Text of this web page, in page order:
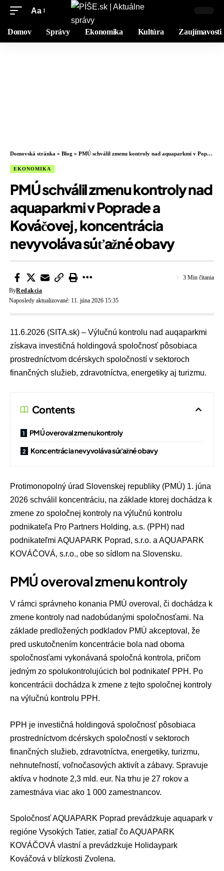
Aa
Domov Správy Ekonomika Kultúra Zaujímavosti
Domovská stránka » Blog » PMÚ schválil zmenu kontroly nad aquaparkmi v Poprade a Kováčovej, koncentrácia nevyvoláva súťažné obavy
EKONOMIKA
PMÚ schválil zmenu kontroly nad
aquaparkmi v Poprade a
Kováčovej, koncentrácia
nevyvoláva súťažné obavy
Naposledy aktualizované: 11. júna 2026 15:35
ByRedakcia
3 Min čítania
11.6.2026 (SITA.sk) – Výlučnú kontrolu nad auqaparkmi
získava investičná holdingová spoločnosť pôsobiaca
prostredníctvom dcérskych spoločností v sektoroch
finančných služieb, zdravotníctva, energetiky aj turizmu.
Contents
PMÚ overoval zmenu kontroly
Koncentrácia nevyvoláva súťažné obavy
Protimonopolný úrad Slovenskej republiky (PMÚ) 1. júna
2026 schválil koncentráciu, na základe ktorej dochádza k
zmene zo spoločnej kontroly na výlučnú kontrolu
podnikateľa Pro Partners Holding, a.s. (PPH) nad
podnikateľmi AQUAPARK Poprad, s.r.o. a AQUAPARK
KOVÁČOVÁ, s.r.o., obe so sídlom na Slovensku.
PMÚ overoval zmenu kontroly
V rámci správneho konania PMÚ overoval, či dochádza k
zmene kontroly nad nadobúdanými spoločnosťami. Na
základe predložených podkladov PMÚ akceptoval, že
pred uskutočnením koncentrácie bola nad oboma
spoločnosťami vykonávaná spoločná kontrola, pričom
jedným zo spolukontrolujúcich bol podnikateľ PPH. Po
koncentrácii dochádza k zmene z tejto spoločnej kontroly
na výlučnú kontrolu PPH.
PPH je investičná holdingová spoločnosť pôsobiaca
prostredníctvom dcérskych spoločností v sektoroch
finančných služieb, zdravotníctva, energetiky, turizmu,
nehnuteľností, voľnočasových aktivít a zábavy. Spravuje
aktíva v hodnote 2,3 mld. eur. Na trhu je 27 rokov a
zamestnáva viac ako 1 000 zamestnancov.
Spoločnosť AQUAPARK Poprad prevádzkuje aquapark v
regióne Vysokých Tatier, zatiaľ čo AQUAPARK
KOVÁČOVÁ vlastní a prevádzkuje Holidaypark
Kováčová v blízkosti Zvolena.